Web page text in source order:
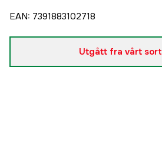
EAN: 7391883102718
Utgått fra vårt